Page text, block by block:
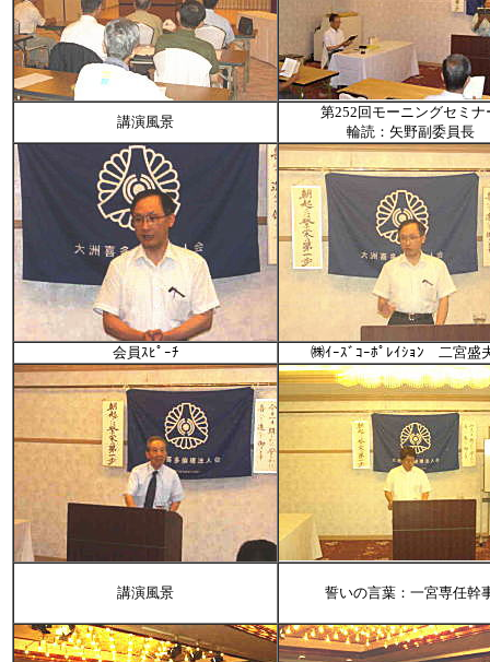
講演風景
第252回モーニングセミナ
輪読：矢野副委員長
会員ｽﾋﾟｰﾁ ㈱ｲｰｽﾞｺｰﾎﾟﾚｲｼｮﾝ 二宮盛
講演風景 誓いの言葉：一宮専任幹